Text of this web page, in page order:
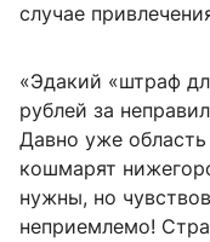
случае
«Эдакий «штраф
рублей за
Давно уже
кошмарят
нужны, но
неприемлемо!